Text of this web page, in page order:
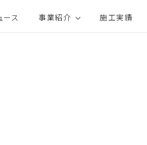
ース 事業紹介 施工実績